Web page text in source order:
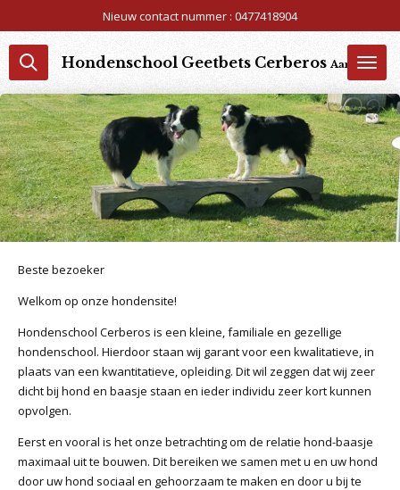
naar
de
hoofdinhoud
Hondenschool Geetbets Cerberos
Nieuw contact nummer : 0477418904
Beste bezoeker
Welkom op onze hondensite!
Hondenschool Cerberos is een kleine, familiale en gezellige
hondenschool. Hierdoor staan wij garant voor een kwalitatieve, in
plaats van een kwantitatieve, opleiding. Dit wil zeggen dat wij zeer
dicht bij hond en baasje staan en ieder individu zeer kort kunnen
opvolgen.
Eerst en vooral is het onze betrachting om de relatie hond-baasje
maximaal uit te bouwen. Dit bereiken we samen met u en uw hond
door uw hond sociaal en gehoorzaam te maken en door u bij te